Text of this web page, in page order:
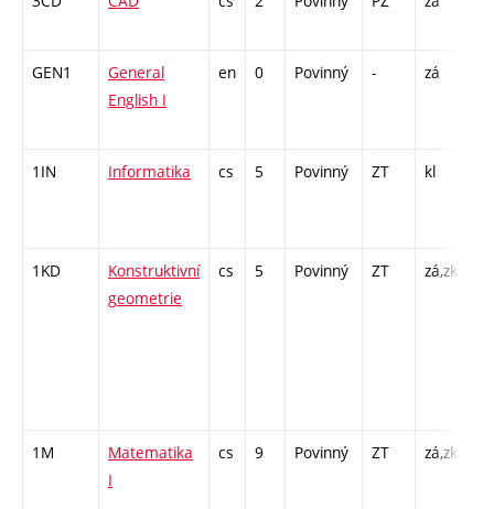
GEN1
General
English I
en 0 Povinný - zá
1IN Informatika cs 5 Povinný ZT kl
1KD
Konstruktivní
geometrie
cs 5 Povinný ZT zá,zk
1M
Matematika
I
cs 9 Povinný ZT zá,zk